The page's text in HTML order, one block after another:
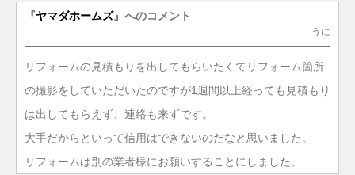
『ヤマダホームズ』へのコメント
うに
リフォームの見積もりを出してもらいたくてリフォーム箇所
の撮影をしていただいたのですが1週間以上経っても見積もり
は出してもらえず、連絡も来ずです。
大手だからといって信用はできないのだなと思いました。
リフォームは別の業者様にお願いすることにしました。